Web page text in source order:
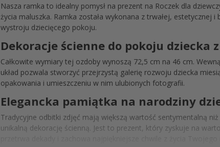
Nasza ramka to idealny pomysł na prezent na Roczek dla
życia maluszka. Ramka została wykonana z trwałej, estetycznej
wystroju dziecięcego pokoju.
Dekoracje ścienne do pokoju dziecka
Całkowite wymiary tej ozdoby wynoszą 72,5 cm na 46 cm.
układ pozwala stworzyć przejrzystą galerię rozwoju dziecka
opakowania i umieszczeniu w nim ulubionych fotografii.
Elegancka pamiątka na narodziny
Tradycyjne odbitki zdjęć mają większą wartość sentymentalną
unikalną dekorację ścienną. Jest to prezent, który zyskuje na